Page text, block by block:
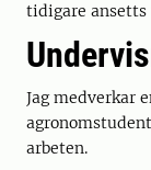
tidigare ansetts
Jag medverkar
arbeten.